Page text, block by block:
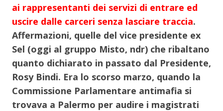
ai rappresentanti dei servizi di entrare ed
uscire dalle carceri senza lasciare traccia.
Affermazioni, quelle del vice presidente ex
Sel (oggi al gruppo Misto, ndr) che ribaltano
quanto dichiarato in passato dal Presidente,
Rosy Bindi. Era lo scorso marzo, quando la
Commissione Parlamentare antimafia si
trovava a Palermo per audire i magistrati